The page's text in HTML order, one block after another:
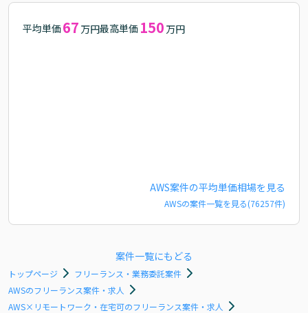
平均単価 67 万円最高単価 150 万円
AWS案件の平均単価相場を見る
AWSの案件一覧を見る(76257件)
案件一覧にもどる
トップページ
フリーランス・業務委託案件
AWSのフリーランス案件・求人
AWS×リモートワーク・在宅可のフリーランス案件・求人